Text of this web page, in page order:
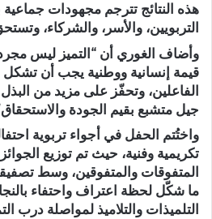
هذه النتائج تترجم مجهودات جماعية
التربويين، والأسر، والشركاء،
وأضاف الغوري أن “التميز ليس مجرد
قيمة إنسانية ووطنية يجب أن
الفاعلين، وتحفّز على مزيد من
جيل متشبع بقيم الجودة
واختُتم الحفل في أجواء تربوية
تكريمية وفنية، حيث تم توزيع
المتفوقات والمتفوقين، وسط
ما شكّل لحظة اعتراف واحتفاء
التلميذات والتلاميذ لمواصلة درب